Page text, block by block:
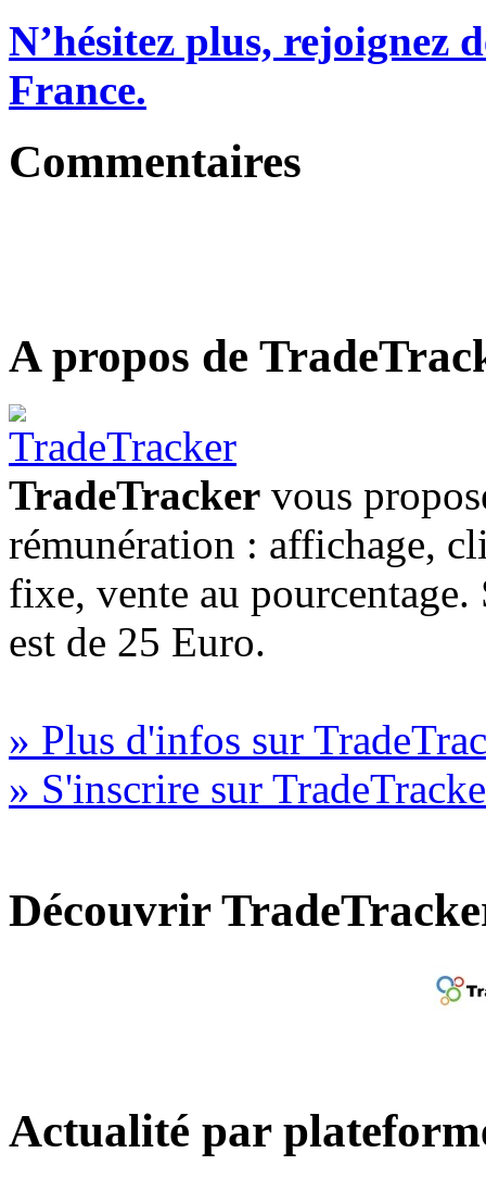
N’hésitez plus, rejoignez
France.
Commentaires
A propos de
TradeTracker vous
rémunération : affichage,
fixe, vente au
est de 25 Euro.
» Plus d'infos sur
» S'inscrire sur
Découvrir
Actualité par